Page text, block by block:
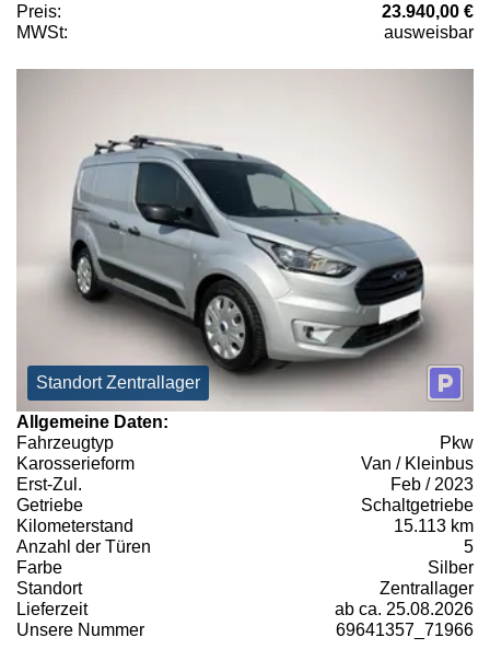
Preis:
23.940,00 €
MWSt:
ausweisbar
Standort Zentrallager
Allgemeine Daten:
Fahrzeugtyp
Pkw
Karosserieform
Van / Kleinbus
Erst-Zul.
Feb / 2023
Getriebe
Schaltgetriebe
Kilometerstand
15.113 km
Anzahl der Türen
5
Farbe
Silber
Standort
Zentrallager
Lieferzeit
ab ca. 25.08.2026
Unsere Nummer
69641357_71966